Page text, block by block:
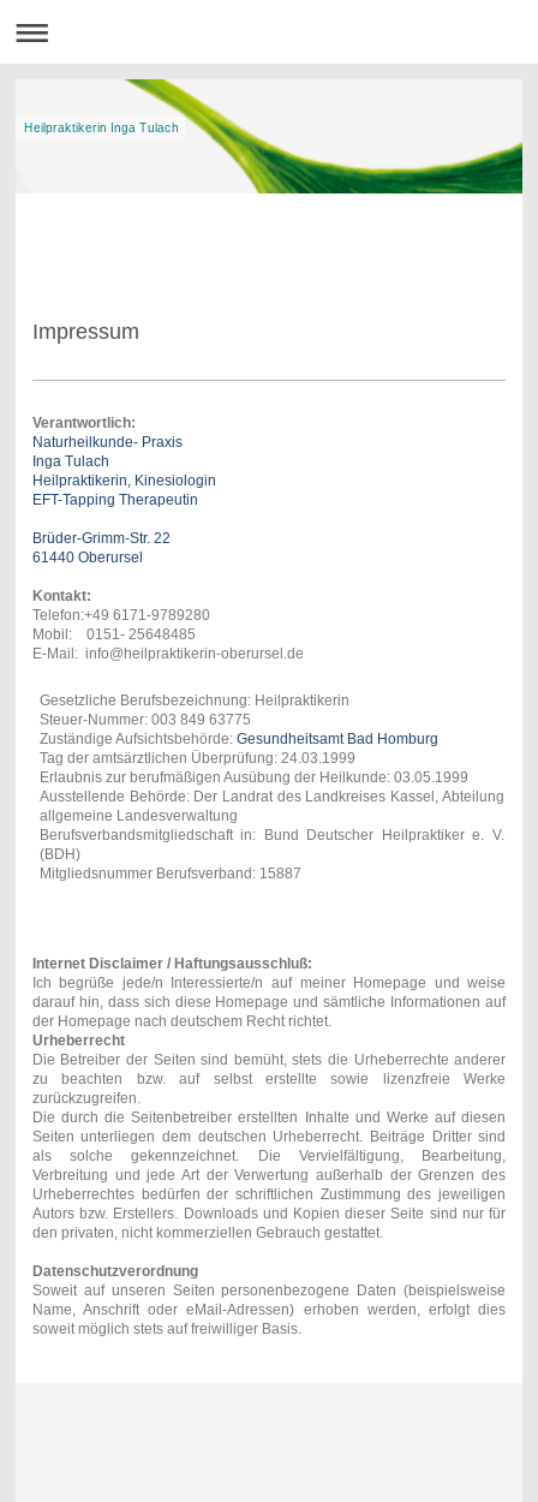
Heilpraktikerin Inga Tulach
Impressum
Verantwortlich:
Naturheilkunde- Praxis
Inga Tulach
Heilpraktikerin, Kinesiologin
EFT-Tapping Therapeutin
Brüder-Grimm-Str. 22
61440 Oberursel
Kontakt:
Telefon:+49 6171-9789280
Mobil: 0151- 25648485
E-Mail: info@heilpraktikerin-oberursel.de
Gesetzliche Berufsbezeichnung: Heilpraktikerin
Steuer-Nummer: 003 849 63775
Zuständige Aufsichtsbehörde: Gesundheitsamt Bad Homburg
Tag der amtsärztlichen Überprüfung: 24.03. 1999
Erlaubnis zur berufmäßigen Ausübung der Heilkunde: 03.05.1999
Ausstellende Behörde: Der Landrat des Landkreises Kassel, Abteilung
allgemeine Landesverwaltung
Berufsverbandsmitgliedschaft in: Bund Deutscher Heilpraktiker e. V.
(BDH)
Mitgliedsnummer Berufsverband: 15887
Internet Disclaimer / Haftungsausschluß:
Ich begrüße jede/n Interessierte/n auf meiner Homepage und weise
darauf hin, dass sich diese Homepage und sämtliche Informationen auf
der Homepage nach deutschem Recht richtet.
Urheberrecht
Die Betreiber der Seiten sind bemüht, stets die Urheberrechte anderer
zu beachten bzw. auf selbst erstellte sowie lizenzfreie Werke
zurückzugreifen.
Die durch die Seitenbetreiber erstellten Inhalte und Werke auf diesen
Seiten unterliegen dem deutschen Urheberrecht. Beiträge Dritter sind
als solche gekennzeichnet. Die Vervielfältigung, Bearbeitung,
Verbreitung und jede Art der Verwertung außerhalb der Grenzen des
Urheberrechtes bedürfen der schriftlichen Zustimmung des jeweiligen
Autors bzw. Erstellers. Downloads und Kopien dieser Seite sind nur für
den privaten, nicht kommerziellen Gebrauch gestattet.
Datenschutzverordnung
Soweit auf unseren Seiten personenbezogene Daten (beispielsweise
Name, Anschrift oder eMail-Adressen) erhoben werden, erfolgt dies
soweit möglich stets auf freiwilliger Basis.